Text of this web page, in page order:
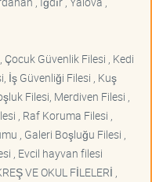
Güvenlik Filesi , Kedi
İş Güvenliği Filesi , Kuş
Filesi, Merdiven Filesi ,
, Raf Koruma Filesi ,
, Galeri Boşluğu Filesi ,
, Evcil hayvan filesi
VE OKUL FİLELERİ ,